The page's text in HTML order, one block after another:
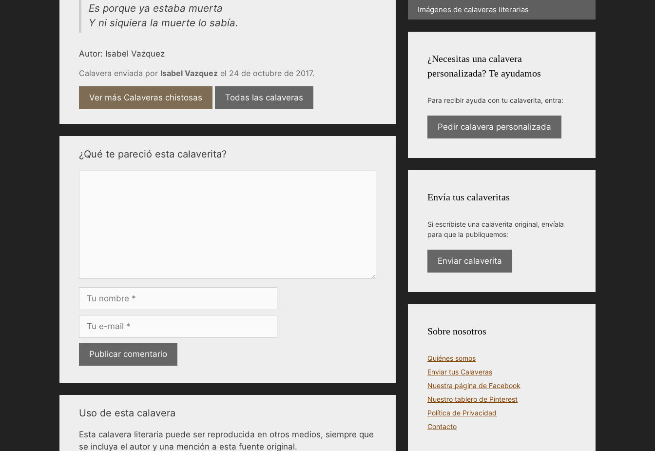
Es porque ya estaba muerta
Y ni siquiera la muerte lo sabía.
Autor: Isabel Vazquez
Calavera enviada por Isabel Vazquez el 24 de octubre de 2017.
Ver más Calaveras chistosas Todas las calaveras
¿Qué te pareció esta calaverita?
electrónico
Uso de esta calavera
Esta calavera literaria puede ser reproducida en otros medios, siempre que
se incluya el autor y una mención a esta fuente original.
Imágenes de calaveras literarias
¿Necesitas una calavera
personalizada? Te ayudamos
Para recibir ayuda con tu calaverita, entra:
Pedir calavera personalizada
Envía tus calaveritas
Si escribiste una calaverita original, envíala
para que la publiquemos:
Enviar calaverita
Sobre nosotros
Quiénes somos
Enviar tus Calaveras
Nuestra página de Facebook
Nuestro tablero de Pinterest
Política de Privacidad
Contacto